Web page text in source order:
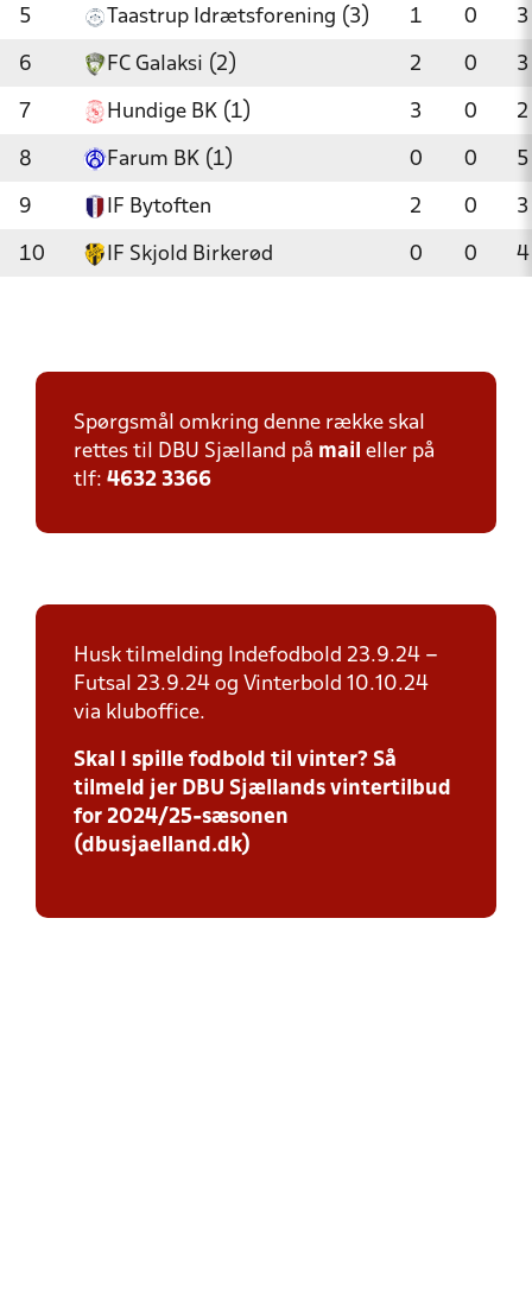
5 Taastrup Idrætsforening (3) 1 0 3
6 FC Galaksi (2) 2 0 3
7 Hundige BK (1) 3 0 2
8 Farum BK (1) 0 0 5
9 IF Bytoften 2 0 3
10 IF Skjold Birkerød 0 0 4
Spørgsmål omkring denne række skal
rettes til DBU Sjælland på mail eller på
tlf: 4632 3366
Husk tilmelding Indefodbold 23.9.24 –
Futsal 23.9.24 og Vinterbold 10.10.24
via kluboffice.
Skal I spille fodbold til vinter? Så
tilmeld jer DBU Sjællands vintertilbud
for 2024/25-sæsonen
(dbusjaelland.dk)